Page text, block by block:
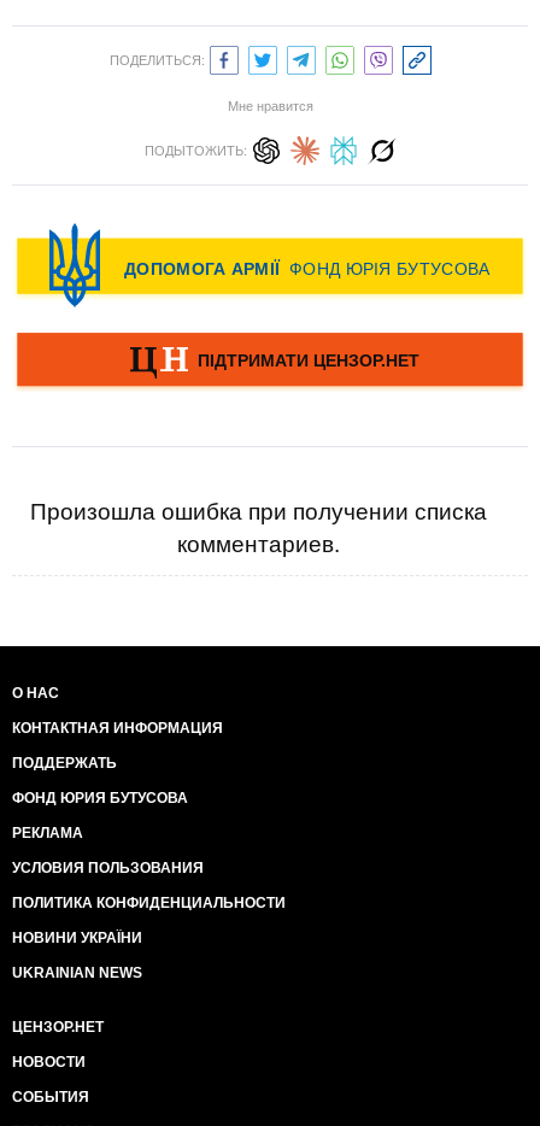
ПОДЕЛИТЬСЯ:
Мне нравится
ПОДЫТОЖИТЬ:
Произошла ошибка при получении списка
комментариев.
О НАС
КОНТАКТНАЯ ИНФОРМАЦИЯ
ПОДДЕРЖАТЬ
ФОНД ЮРИЯ БУТУСОВА
РЕКЛАМА
УСЛОВИЯ ПОЛЬЗОВАНИЯ
ПОЛИТИКА КОНФИДЕНЦИАЛЬНОСТИ
НОВИНИ УКРАЇНИ
UKRAINIAN NEWS
ЦЕНЗОР.НЕТ
НОВОСТИ
СОБЫТИЯ